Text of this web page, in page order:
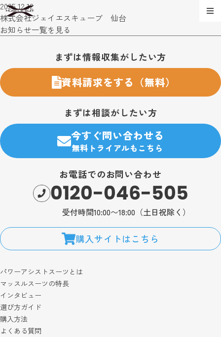
2025.12.12
株式会社ジェイエスキューブ 仙台
お知らせ一覧を見る
まずは情報収集がしたい方
資料請求をする（無料）
まずは相談がしたい方
今すぐ問い合わせる
無料トライアルもこちら
お電話でのお問い合わせ
0120-046-505
受付時間10:00〜18:00（土日祝除く）
購入サイトはこちら
パワーアシストスーツとは
マッスルスーツの特長
インタビュー
選び方ガイド
購入方法
よくある質問